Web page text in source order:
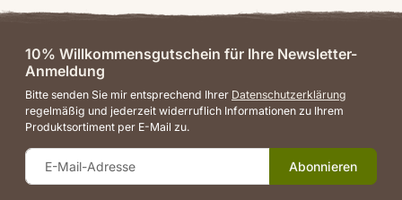
10% Willkommensgutschein für Ihre Newsletter-
Anmeldung
Bitte senden Sie mir entsprechend Ihrer Datenschutzerklärung
regelmäßig und jederzeit widerruflich Informationen zu Ihrem
Produktsortiment per E-Mail zu.
Abonnieren